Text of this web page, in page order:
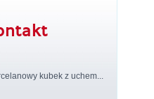
kubek z uchem...